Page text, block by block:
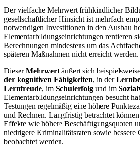
Der vielfache Mehrwert frühkindlicher
gesellschaftlicher Hinsicht ist mehrfach
notwendigen Investitionen in den Ausbau
Elementarbildungseinrichtungen rentieren
Berechnungen mindestens um das
späteren Maßnahmen nicht erreicht werden.
DieserMehrwert äußert sich
der kognitiven Fähigkeiten, in der
Lernfreude, im Schulerfolg und im
Elementarbildungseinrichtungen besucht
Testungen regelmäßig eine höhere
und Rechnen. Langfristig betrachtet
Effekte wie höhere Beschäftigungsquoten
niedrigere Kriminalitätsraten sowie bessere
beobachtet werden.